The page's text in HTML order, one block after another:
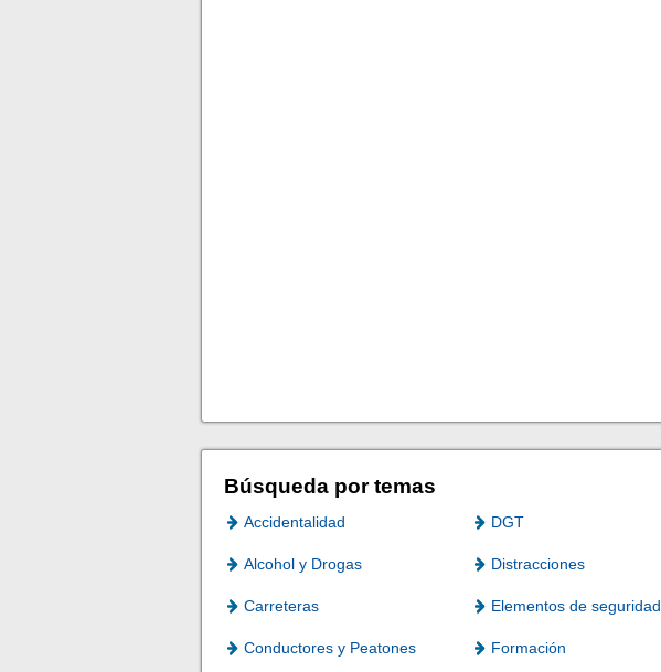
Búsqueda por temas
Accidentalidad DGT
Alcohol y Drogas Distracciones
Carreteras Elementos de seguridad
Conductores y Peatones Formación